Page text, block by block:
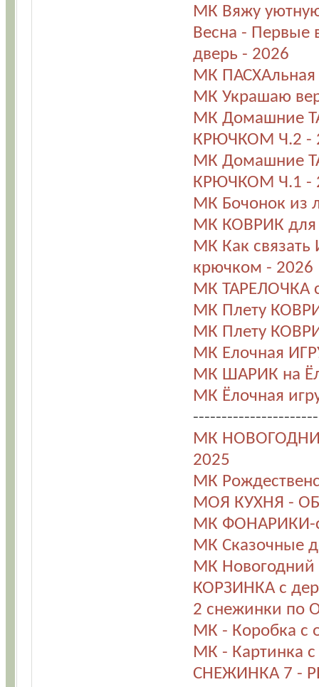
МК Вяжу
Весна - Первые
дверь - 2026
МК ПАСХАльная
МК Украшаю
МК Домашние
КРЮЧКОМ Ч.2 -
МК Домашние
КРЮЧКОМ Ч.1 -
МК Бочонок из
МК КОВРИК для
МК Как
крючком - 2026
МК ТАРЕЛОЧКА
МК Плету
МК Плету
МК Елочная
МК ШАРИК на
МК Ёлочная
МК
2025
МК
МОЯ КУХНЯ -
МК ФОНАРИКИ-
МК Сказочные
МК
КОРЗИНКА с
2 снежинки по
МК - Коробка с
МК - Картинка
СНЕЖИНКА 7 -